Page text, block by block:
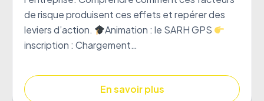
de risque produisent ces effets et repérer des
leviers d’action.
Animation : le SARH GPS
inscription : Chargement…
En savoir plus